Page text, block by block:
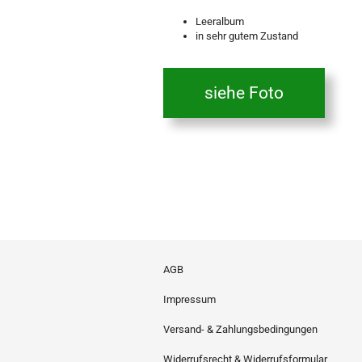
Leeralbum
in sehr gutem Zustand
siehe Foto
AGB
Impressum
Versand- & Zahlungsbedingungen
Widerrufsrecht & Widerrufsformular